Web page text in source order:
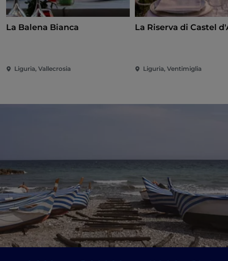
La Balena Bianca
Liguria, Vallecrosia
La Riserva di Castel
Liguria, Ventimiglia